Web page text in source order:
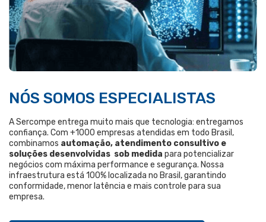
NÓS SOMOS ESPECIALISTAS
A Sercompe entrega muito mais que tecnologia: entregamos
confiança. Com +1000 empresas atendidas em todo Brasil,
combinamos automação, atendimento consultivo e
soluções desenvolvidas sob medida para potencializar
negócios com máxima performance e segurança. Nossa
infraestrutura está 100% localizada no Brasil, garantindo
conformidade, menor latência e mais controle para sua
empresa.